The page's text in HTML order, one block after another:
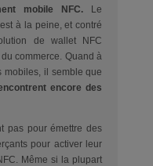
mobile NFC. Le
à la peine, et contré
de wallet NFC
commerce. Quand à
mobiles, il semble que
encore des
pas pour émettre des
pour activer leur
Même si la plupart